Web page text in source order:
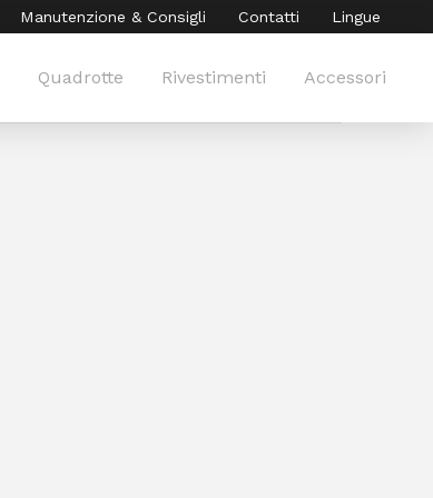
Manutenzione & Consigli Contatti Lingue
Quadrotte Rivestimenti Accessori